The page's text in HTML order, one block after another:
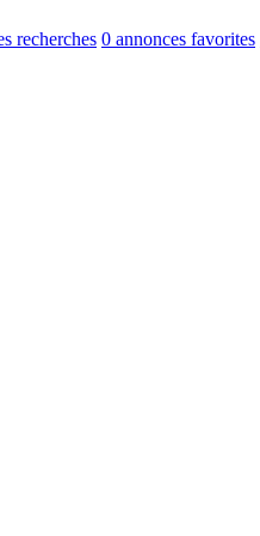
recherches 0 annonces favorites